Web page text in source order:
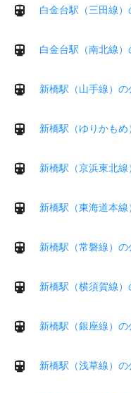
白金台駅（三田線）
白金台駅（南北線）
新橋駅（山手線）の
新橋駅（ゆりかもめ
新橋駅（京浜東北線
新橋駅（東海道本線
新橋駅（常磐線）の
新橋駅（横須賀線）
新橋駅（銀座線）の
新橋駅（浅草線）の